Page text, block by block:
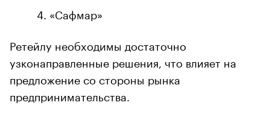
«Сафмар»
Ретейлу необходимы достаточно
узконаправленные решения, что влияет на
предложение со стороны рынка
предпринимательства.